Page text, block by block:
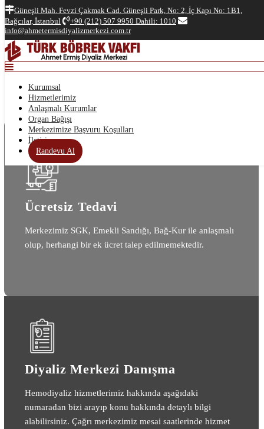
Top
Anasayfa
Kurumsal
Hizmetlerimiz
Anlaşmalı Kurumlar
Organ Bağışı
Merkezimize Başvuru Koşulları
İletişim
Randevu Al
Güneşli Mah. Fevzi Çakmak Cad. Güneşli Park, No: 2, İç Kapı No: 1B1,
Bağcılar, İstanbul
+90 (212) 507 9950 Dahili: 1010
info@ahmetermisdiyalizmerkezi.com.tr
Kurumsal
Hizmetlerimiz
Anlaşmalı Kurumlar
Organ Bağışı
Merkezimize Başvuru Koşulları
İletişim
Randevu Al
Ücretsiz Tedavi
Merkezimiz SGK, Emekli Sandığı, Bağ-Kur ile anlaşmalı
olup, herhangi bir ek ücret talep edilmemektedir.
Diyaliz Merkezi Danışma
Hemodiyaliz hizmetlerimiz hakkında aşağıdaki
numaradan bizi arayıp konu hakkında detaylı bilgi
alabilirsiniz. Çağrı merkezimiz mesai saatlerinde hizmet